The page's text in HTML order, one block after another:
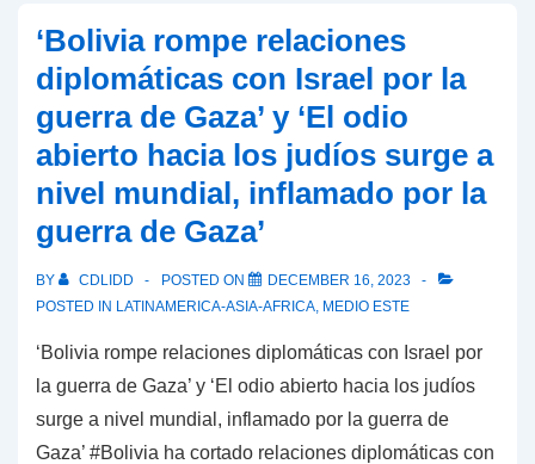
será
ANIQUILADO
si
se
expande
guerra
en
Gaza’
‘Bolivia rompe relaciones
diplomáticas con Israel por la
guerra de Gaza’ y ‘El odio
abierto hacia los judíos surge a
nivel mundial, inflamado por la
guerra de Gaza’
BY CDLIDD POSTED ON
DECEMBER 16, 2023
POSTED IN LATINAMERICA-ASIA-AFRICA, MEDIO ESTE
‘Bolivia rompe relaciones diplomáticas con Israel por
la guerra de Gaza’ y ‘El odio abierto hacia los judíos
surge a nivel mundial, inflamado por la guerra de
Gaza’ #Bolivia ha cortado relaciones diplomáticas con